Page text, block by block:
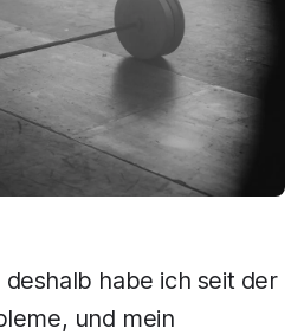
habe ich seit der
und mein